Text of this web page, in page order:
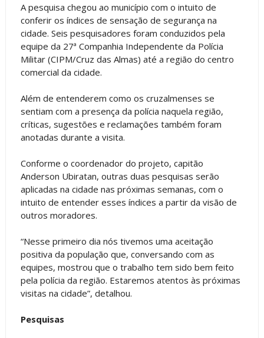
A pesquisa chegou ao município com o intuito de
conferir os índices de sensação de segurança na
cidade. Seis pesquisadores foram conduzidos pela
equipe da 27ª Companhia Independente da Polícia
Militar (CIPM/Cruz das Almas) até a região do centro
comercial da cidade.
Além de entenderem como os cruzalmenses se
sentiam com a presença da polícia naquela região,
críticas, sugestões e reclamações também foram
anotadas durante a visita.
Conforme o coordenador do projeto, capitão
Anderson Ubiratan, outras duas pesquisas serão
aplicadas na cidade nas próximas semanas, com o
intuito de entender esses índices a partir da visão de
outros moradores.
“Nesse primeiro dia nós tivemos uma aceitação
positiva da população que, conversando com as
equipes, mostrou que o trabalho tem sido bem feito
pela polícia da região. Estaremos atentos às próximas
visitas na cidade”, detalhou.
Pesquisas